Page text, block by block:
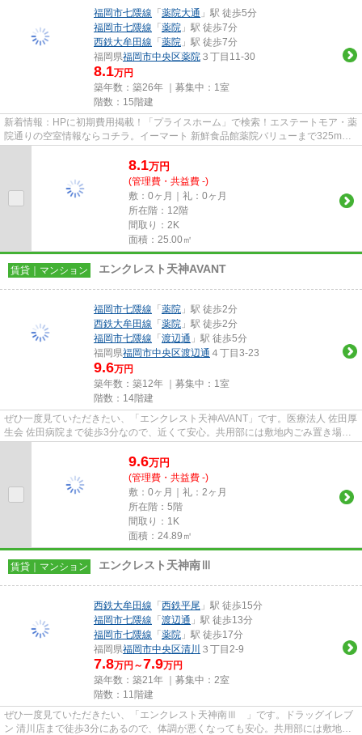
福岡市七隈線 「薬院大通 」駅 徒歩5分
福岡市七隈線 「薬院 」駅 徒歩7分
西鉄大牟田線 「薬院 」駅 徒歩7分
福岡県福岡市中央区薬院 ３丁目11-30
8.1万円
築年数：築26年 ｜募集中： 1室
階数：15階建
新着情報：HPに初期費用掲載！「プライスホーム」で検索！エステートモア・薬
院通りの空室情報ならコチラ。イーマート 新鮮食品館薬院バリューまで325mで
す。共用部にはエレベータ・敷...
8.1万円
(管理費・共益費 -)
敷：0ヶ月｜礼：0ヶ月
所在階：12階
間取り：2K
面積：25.00㎡
賃貸｜マンション エンクレスト天神AVANT
福岡市七隈線 「薬院 」駅 徒歩2分
西鉄大牟田線 「薬院 」駅 徒歩2分
福岡市七隈線 「渡辺通 」駅 徒歩5分
福岡県福岡市中央区渡辺通 ４丁目3-23
9.6万円
築年数：築12年 ｜募集中： 1室
階数：14階建
ぜひ一度見ていただきたい、「エンクレスト天神AVANT」です。医療法人 佐田厚
生会 佐田病院まで徒歩3分なので、近くて安心。共用部には敷地内ごみ置き場・
エレベータなどが備わってお...
9.6万円
(管理費・共益費 -)
敷：0ヶ月｜礼：2ヶ月
所在階：5階
間取り：1K
面積：24.89㎡
賃貸｜マンション エンクレスト天神南Ⅲ
西鉄大牟田線 「西鉄平尾 」駅 徒歩15分
福岡市七隈線 「渡辺通 」駅 徒歩13分
福岡市七隈線 「薬院 」駅 徒歩17分
福岡県福岡市中央区清川 ３丁目2-9
7.8万円～7.9万円
築年数：築21年 ｜募集中： 2室
階数：11階建
ぜひ一度見ていただきたい、「エンクレスト天神南Ⅲ 」です。ドラッグイレブ
ン 清川店まで徒歩3分にあるので、体調が悪くなっても安心。共用部には敷地内